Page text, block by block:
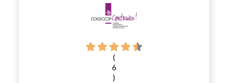
(
6
)